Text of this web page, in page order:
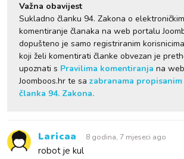
Važna obavijest
Sukladno članku 94. Zakona o
komentiranje članaka na web portalu
dopušteno je samo registriranim
koji želi komentirati članke obvezan je
upoznati s Pravilima komentiranja na
Joomboos.hr te sa zabranama propisanim
članka 94. Zakona.
Laricaa 8 godina, 7 mjeseci ago
robot je kul